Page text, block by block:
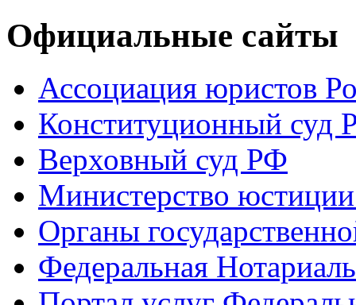
Официальные сайты
Ассоциация юристов
Конституционный суд
Верховный суд РФ
Министерство
Органы
Федеральная